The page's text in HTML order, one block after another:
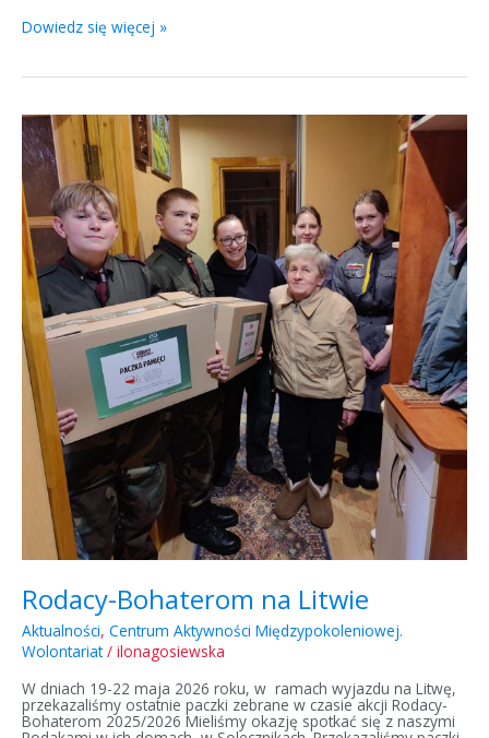
Dowiedz się więcej »
Rodacy-Bohaterom na Litwie
Aktualności, Centrum Aktywności Międzypokoleniowej.
Wolontariat/ ilonagosiewska
W dniach 19-22 maja 2026 roku, w ramach wyjazdu na Litwę,
przekazaliśmy ostatnie paczki zebrane w czasie akcji Rodacy-
Bohaterom 2025/2026 Mieliśmy okazję spotkać się z naszymi
Rodacy-
Bohaterom
na
Litwie